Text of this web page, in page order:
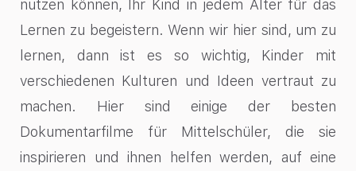
nutzen können, Ihr Kind in jedem Alter für das
Lernen zu begeistern. Wenn wir hier sind, um zu
lernen, dann ist es so wichtig, Kinder mit
verschiedenen Kulturen und Ideen vertraut zu
machen. Hier sind einige der besten
Dokumentarfilme für Mittelschüler, die sie
inspirieren und ihnen helfen werden, auf eine